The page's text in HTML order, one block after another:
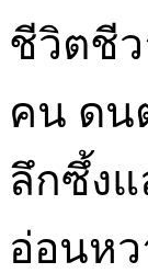
ชีวิตชี
คน ดน
ลึกซึ้ง
อ่อนห